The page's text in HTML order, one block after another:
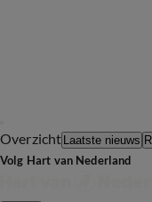
Overzicht Laatste nieuws
Volg Hart van Nederland